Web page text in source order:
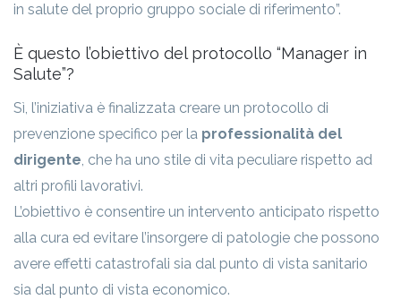
in salute del proprio gruppo sociale di riferimento”.
È questo l’obiettivo del protocollo “Manager in
Salute”?
Sì, l’iniziativa è finalizzata creare un protocollo di
prevenzione specifico per la professionalità del
dirigente , che ha uno stile di vita peculiare rispetto ad
altri profili lavorativi.
L’obiettivo è consentire un intervento anticipato rispetto
alla cura ed evitare l’insorgere di patologie che possono
avere effetti catastrofali sia dal punto di vista sanitario
sia dal punto di vista economico.